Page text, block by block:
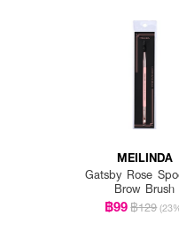
MEILINDA
Gatsby Rose
Brow Brush
฿99฿129